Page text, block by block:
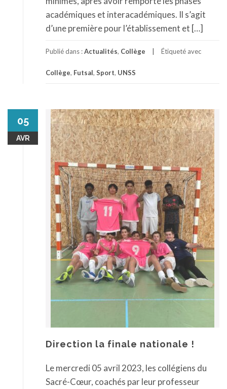
académiques et interacadémiques. Il s’agit
d’une première pour l’établissement et […]
Publié dans :Actualités, Collège Étiqueté avec
Collège, Futsal, Sport, UNSS
05
AVR
Direction la finale nationale !
Le mercredi 05 avril 2023, les collégiens du
Sacré-Cœur, coachés par leur professeur